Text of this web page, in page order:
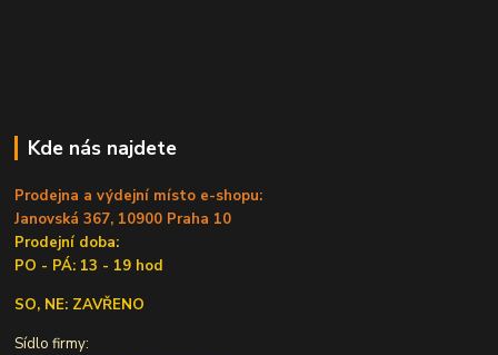
Kde nás najdete
Prodejna a výdejní místo e-shopu:
Janovská 367, 10900 Praha 10
Prodejní doba:
PO - PÁ: 13 - 19 hod
SO, NE: ZAVŘENO
Sídlo firmy: